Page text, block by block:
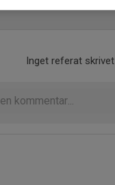
Inget referat skrivet